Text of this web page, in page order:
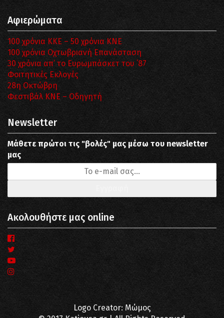
Αφιερώματα
100 χρόνια ΚΚΕ – 50 χρόνια ΚΝΕ
100 χρόνια Οχτωβριανή Επανάσταση
30 χρόνια απ’ το Ευρωμπάσκετ του ΄87
Φοιτητικές Εκλογές
28η Οκτώβρη
Φεστιβάλ ΚΝΕ – Οδηγητή
Newsletter
Μάθετε πρώτοι τις "βολές" μας μέσω του newsletter
μας
Ακολουθήστε μας online
Logo Creator: Μώμος